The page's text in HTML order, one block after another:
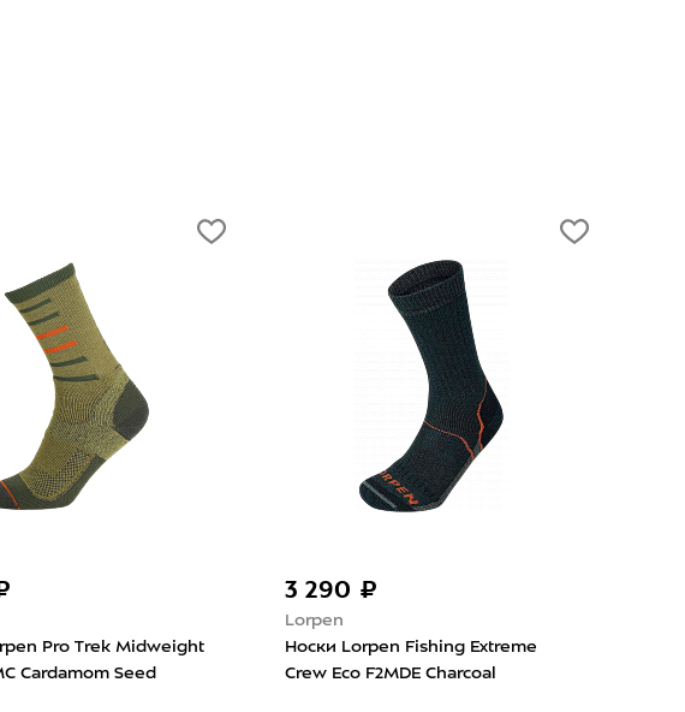
Pro Trek Midweight
Cardamom Seed
3 290 ₽
Lorpen
Носки Lorpen Fishing Extreme
Crew Eco F2MDE Charcoal